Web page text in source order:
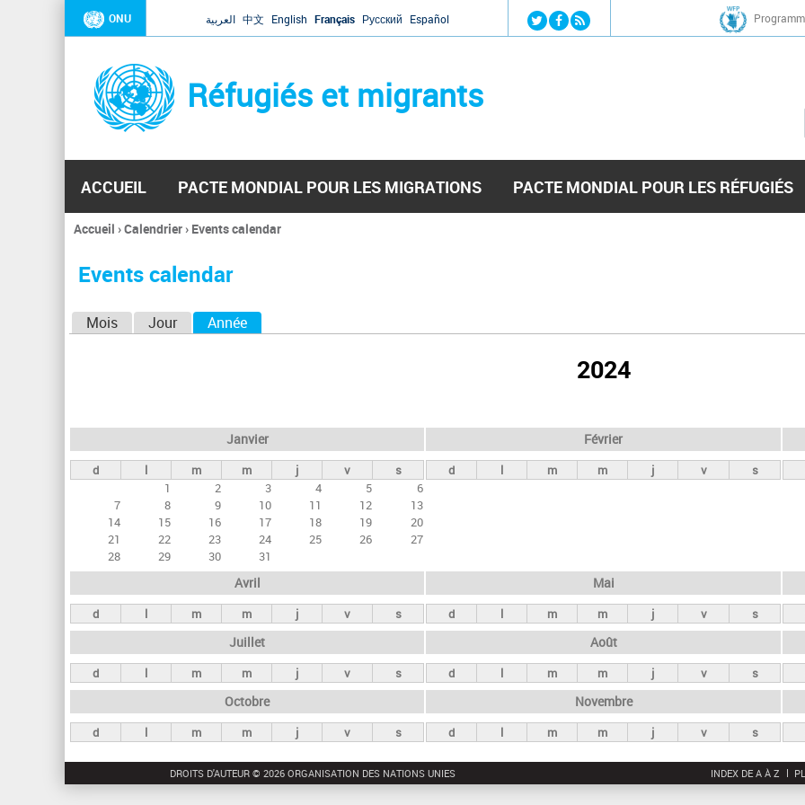
Jump to navigation
ONU العربية 中文 English Français Русский Español
Réfugiés et migrants
ACCUEIL PACTE MONDIAL POUR LES MIGRATIONS PACTE MONDIAL POUR LES RÉFUGIÉS
Vous
ici
Accueil ›Calendrier› Events calendar
Events calendar
e
t
s
n
c
i
p
a
x
Mois Jour Année
2024
Janvier
d l m m j v
s
1
2 3 4 5
6
7
8 9 10 11 12
13
14
15 16 17 18 19
20
21
22 23 24 25 26
27
28
29 30 31
Février
d l m m j v s
Avril
d l m m j v s
Mai
d l m m j v s
Juillet
d l m m j v s
Août
d l m m j v s
Octobre
d l m m j v s
Novembre
d l m m j v s
DROITS D'AUTEUR © 2026 ORGANISATION DES NATIONS UNIES INDEX DE A À Z